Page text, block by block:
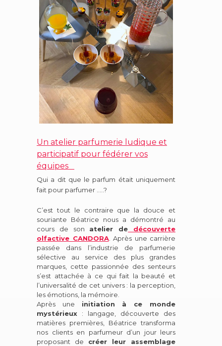
Un atelier parfumerie ludique et
participatif pour fédérer vos
équipes
Qui a dit que le parfum était uniquement
fait pour parfumer …..?
C’est tout le contraire que la douce et
souriante Béatrice nous a démontré au
cours de son atelier de découverte
olfactive CANDORA. Après une carrière
passée dans l’industrie de parfumerie
sélective au service des plus grandes
marques, cette passionnée des senteurs
s’est attachée à ce qui fait la beauté et
l’universalité de cet univers : la perception,
les émotions, la mémoire.
Après une initiation à ce monde
mystérieux : langage, découverte des
matières premières, Béatrice transforma
nos clients en parfumeur d’un jour leurs
proposant de créer leur assemblage